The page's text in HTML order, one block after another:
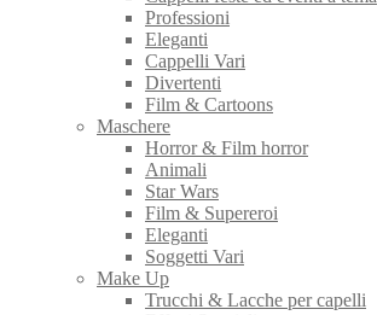
Professioni
Eleganti
Cappelli Vari
Divertenti
Film & Cartoons
Maschere
Horror & Film horror
Animali
Star Wars
Film & Supereroi
Eleganti
Soggetti Vari
Make Up
Trucchi & Lacche per capelli